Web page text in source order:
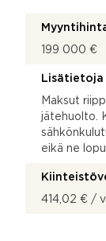
199 000 €
Lisätietoja
Maksut
jätehuolto.
eikä ne
414,02 € /